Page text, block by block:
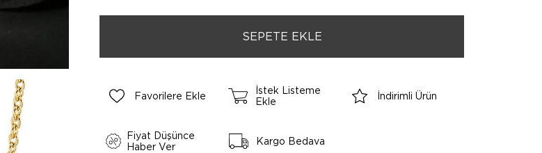
Favorilere Ekle
İstek Listeme
Ekle
İndirimli Ürün
Fiyat Düşünce
Haber Ver
Kargo Bedava